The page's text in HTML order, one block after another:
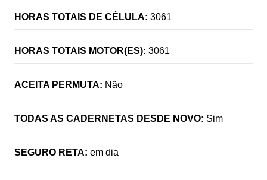
HORAS TOTAIS DE CÉLULA: 3061
HORAS TOTAIS MOTOR(ES): 3061
ACEITA PERMUTA: Não
TODAS AS CADERNETAS DESDE NOVO: Sim
SEGURO RETA: em dia